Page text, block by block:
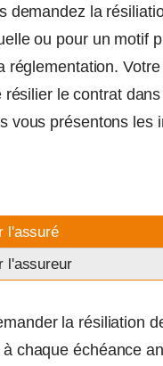
demandez la
ou pour un motif
réglementation.
résilier le contrat
vous présentons les
l'assuré
l'assureur
la résiliation
chaque échéance